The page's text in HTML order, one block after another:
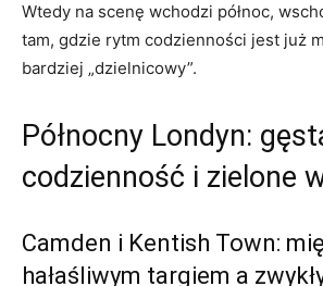
Wtedy na scenę wchodzi północ,
tam, gdzie rytm codzienności jest już
bardziej „dzielnicowy”.
Północny Londyn:
codzienność i zielone
Camden i Kentish Town:
hałaśliwym targiem a